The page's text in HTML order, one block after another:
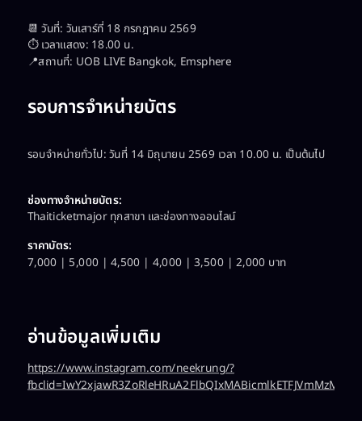
📆 วันที่: วันเสาร์ที่ 18 กรกฎาคม 2569
⏱️ เวลาแสดง: 18.00 น.
📍สถานที่: UOB LIVE Bangkok, Emsphere
รอบการจำหน่ายบัตร
รอบจำหน่ายทั่วไป: วันที่ 14 มิถุนายน 2569 เวลา 10.00 น. เป็นต้นไป
ช่องทางจำหน่ายบัตร:
Thaiticketmajor ทุกสาขา และช่องทางออนไลน์
ราคาบัตร:
7,000 | 5,000 | 4,500 | 4,000 | 3,500 | 2,000 บาท
อ่านข้อมูลเพิ่มเติม
https://www.instagram.com/neekrung/?